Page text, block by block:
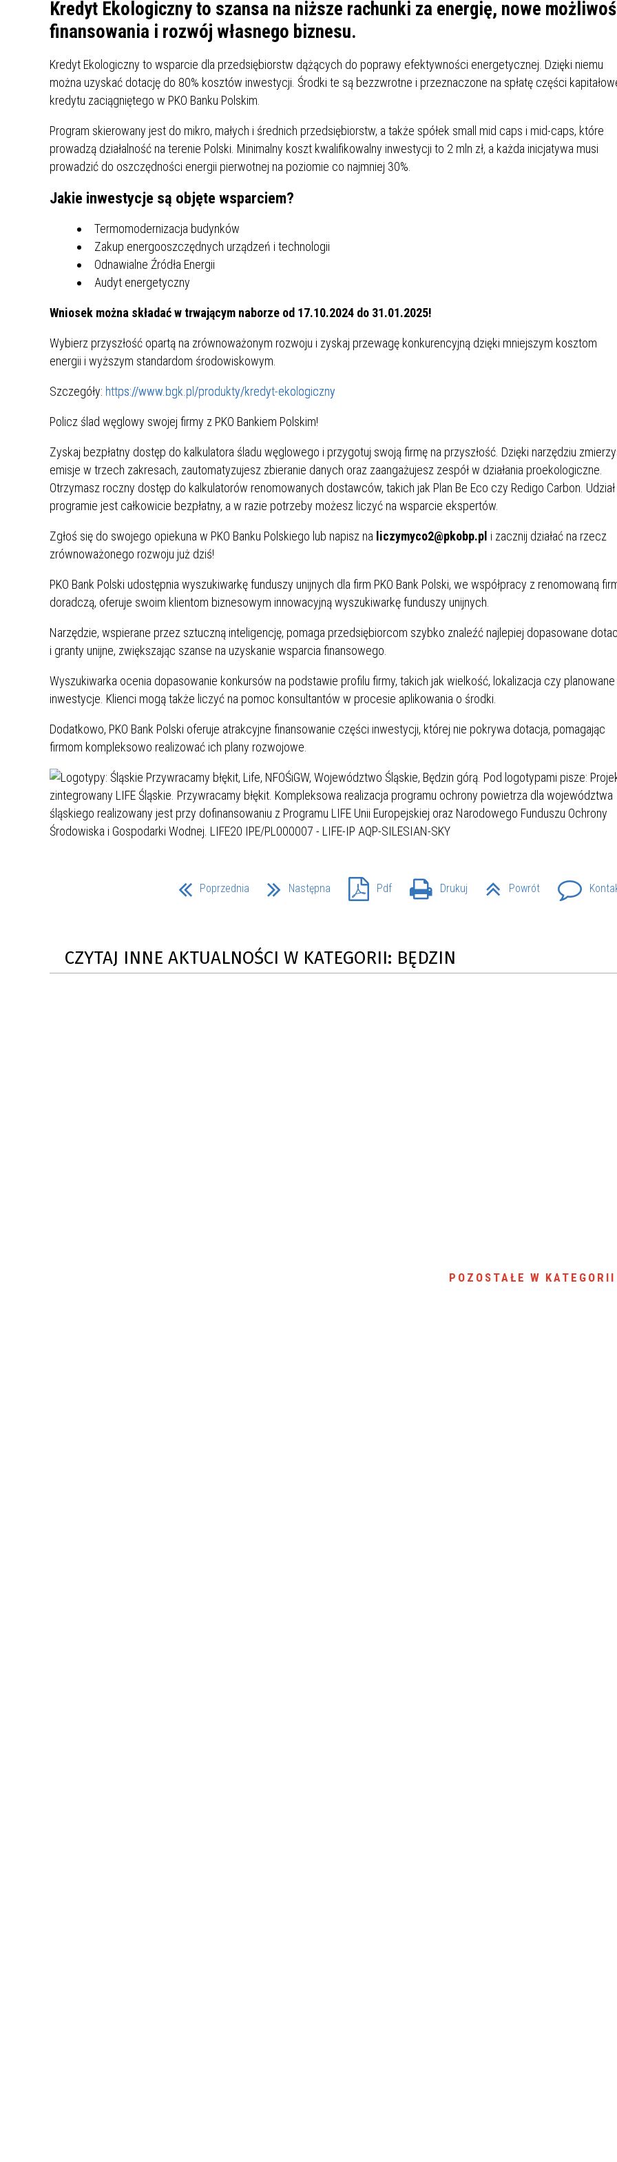
KARTA DUŻEJ RODZINY OFERTY PRACY
PROGRAM WSPARCIA
AKTYWIZACJA SPOŁECZNO–
ZAWODOWA OSÓB
NIEPEŁNOSPRAWNYCH
PLAN OGÓLNY BĘDZIŃSKA KARTA SENIORA
PODATKI LOKALNE –
PODSTAWOWE INFORMACJE,
STAWKI I FORMULARZE
KAMPANIA EDUKACYJNO-
EKOLOGICZNA W RAMACH
PROJEKTU ZAGŁĘBIOWSKI PARK
REJESTR DANYCH
KONTAKTOWYCH (RDK)
INFORMACJE KRUS
SZANSA – FORMY AKTYWNEGO
WSPARCIA OBSZARU
ZREWITALIZOWANEGO
MŁODZIEŻOWA RADA MIASTA
BĘDZINA
WYKAZ ZWIERZĄT
Z TERENU MIASTA
BĘDZIŃSKA AKADEMIA MAŁEGO
SPORTOWCA
AKCJA ŻYJ ZDROWO BEZ
ALKOHOLU
PROJEKT EKOLIDERKI
WZMOCNIENIE PROCESU
SPRAWIEDLIWEJ TRANSFORMACJI
ŚLĄSKA
PRACA W WOJSKU JAKO
INFORMATYK – JAK ZOSTAĆ?
WYMAGANIA, ZAROBKI
BEZPŁATNY PORADNIK DLA
KULTURY
KONKURS FOTOGRAFICZNY
„METROPOLIA. PRZEZ PRYZMAT
WODY”
PRZEWODNICZĄCEGO KOMISJI
NADZORU FINANSOWEGO ZA
ZAKRESU RYNKU FINANSOWEGO
RUCHEM
PRZEPROWADZENIA OCENY
RYZYKA WEWNĘTRZNEGO
UCZNIÓW
DLA WYRÓŻNIAJĄCYCH SIĘ
UCZNIÓW
NIEPUBLICZNYCH
KSZTAŁCENIA
MŁODOCIANYCH
I ST. IM. FRYDERYKA CHOPINA
BUDŻETU PAŃSTWA
DOTACJE DLA NIEPUBLICZNYCH
BĘDZINIE
MIĘDZYZAKŁADOWA KASA
PRACOWNIKÓW OŚWIATY
POMOC ZDROWOTNA DLA
NAUCZYCIELI
MŁODZIEŻY „PRZYJAZNA SZKOŁA”
W LATACH 2025-2027
Kredyt Ekologiczny to szansa na niższe rachunki za energię, nowe
finansowania i rozwój własnego biznesu.
Kredyt Ekologiczny to wsparcie dla przedsiębiorstw dążących do poprawy efektywności energetycznej. Dzięki niemu
można uzyskać dotację do 80% kosztów inwestycji. Środki te są bezzwrotne i przeznaczone na spłatę części
kredytu zaciągniętego w PKO Banku Polskim.
Program skierowany jest do mikro, małych i średnich przedsiębiorstw, a także spółek small mid caps i mid-caps, które
prowadzą działalność na terenie Polski. Minimalny koszt kwalifikowalny inwestycji to 2 mln zł, a każda inicjatywa musi
prowadzić do oszczędności energii pierwotnej na poziomie co najmniej 30%.
Jakie inwestycje są objęte wsparciem?
Termomodernizacja budynków
Zakup energooszczędnych urządzeń i technologii
Odnawialne Źródła Energii
Audyt energetyczny
Wniosek można składać w trwającym naborze od 17.10.2024 do 31.01.2025!
Wybierz przyszłość opartą na zrównoważonym rozwoju i zyskaj przewagę konkurencyjną dzięki mniejszym kosztom
energii i wyższym standardom środowiskowym.
Szczegóły: https://www.bgk.pl/produkty/kredyt-ekologiczny
Policz ślad węglowy swojej firmy z PKO Bankiem Polskim!
Zyskaj bezpłatny dostęp do kalkulatora śladu węglowego i przygotuj swoją firmę na przyszłość. Dzięki narzędziu
emisje w trzech zakresach, zautomatyzujesz zbieranie danych oraz zaangażujesz zespół w działania proekologiczne.
Otrzymasz roczny dostęp do kalkulatorów renomowanych dostawców, takich jak Plan Be Eco czy Redigo Carbon.
programie jest całkowicie bezpłatny, a w razie potrzeby możesz liczyć na wsparcie ekspertów.
Zgłoś się do swojego opiekuna w PKO Banku Polskiego lub napisz na liczymyco2@pkobp.pl i zacznij działać na rzecz
zrównoważonego rozwoju już dziś!
PKO Bank Polski udostępnia wyszukiwarkę funduszy unijnych dla firm PKO Bank Polski, we współpracy z renomowaną
doradczą, oferuje swoim klientom biznesowym innowacyjną wyszukiwarkę funduszy unijnych.
Narzędzie, wspierane przez sztuczną inteligencję, pomaga przedsiębiorcom szybko znaleźć najlepiej dopasowane
i granty unijne, zwiększając szanse na uzyskanie wsparcia finansowego.
Wyszukiwarka ocenia dopasowanie konkursów na podstawie profilu firmy, takich jak wielkość, lokalizacja czy planowane
inwestycje. Klienci mogą także liczyć na pomoc konsultantów w procesie aplikowania o środki.
Dodatkowo, PKO Bank Polski oferuje atrakcyjne finansowanie części inwestycji, której nie pokrywa dotacja, pomagając
firmom kompleksowo realizować ich plany rozwojowe.
Poprzednia Następna Pdf Drukuj Powrót
CZYTAJ INNE AKTUALNOŚCI W KATEGORII: BĘDZIN
POZOSTAŁE W KATEGORII